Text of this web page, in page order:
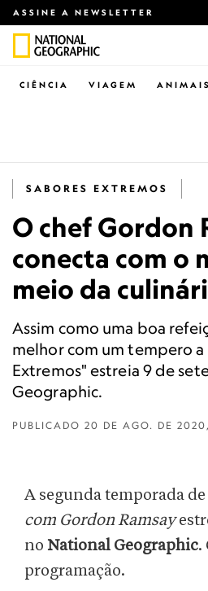
ASSINE A NEWSLETTER
CIÊNCIA VIAGEM ANIMAIS
SABORES EXTREMOS
O chef Gordon
conecta com o
meio da
Assim como uma boa
melhor com um tempero a
Extremos" estreia 9 de
Geographic.
PUBLICADO 20 DE AGO. DE
A segunda temporada de
com Gordon Ramsay
no National Geographic.
programação.